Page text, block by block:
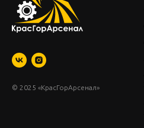
© 2025 «КрасГорАрсенал»